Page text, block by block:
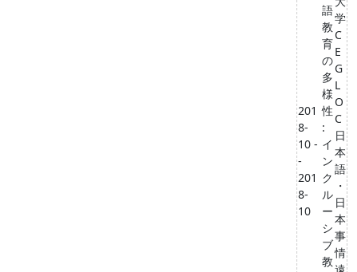
201
8-
10 -
-
201
8-
10
語
教
育
の
多
様
性
:
イ
ン
ク
ル
ー
シ
ブ
教
学
C
E
G
L
O
C
⽇
本
語
・
⽇
本
事
情